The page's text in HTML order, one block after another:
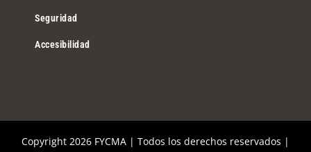
Seguridad
Accesibilidad
Copyright 2026 FYCMA | Todos los derechos reservados |